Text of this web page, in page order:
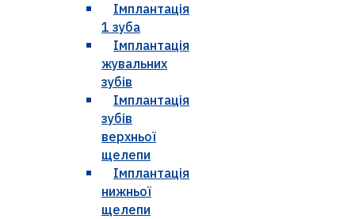
Імплантація
1 зуба
Імплантація
жувальних
зубів
Імплантація
зубів
верхньої
щелепи
Імплантація
нижньої
щелепи